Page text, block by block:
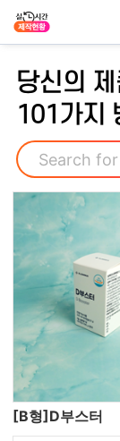
당신의
101가지
[B형]D부스터